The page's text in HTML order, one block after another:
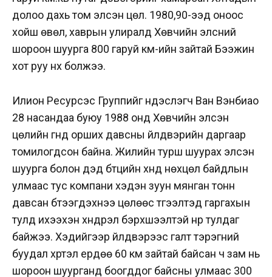
долоо дахь том элсэн цөл. 1980,90-ээд оноос
хойш өвөл, хаврын улиралд Хөвчийн элсний
шороон шуурга 800 гаруй км-ийн зайтай Бээжин
хот руу нүүх болжээ.
Илион Ресурсэс Группийг үндэслэгч Ван Вэнбиао
28 насандаа буюу 1988 онд Хөвчийн элсэн
цөлийн гүнд орших давсны үйлдвэрийн даргаар
томилогдсон байна. Жилийн турш шуурах элсэн
шуурга болон дэд бүтцийн хүнд нөхцөл байдлын
улмаас тус компани хэдэн зуун мянган тонн
давсан бүтээгдэхүүнээ цөлөөс түгээлтэд гаргахын
тулд ихээхэн хүндрэл бэрхшээлтэй нүүр тулдаг
байжээ. Хэдийгээр үйлдвэрээс галт тэрэгний
буудал хүртэл ердөө 60 км зайтай байсан ч зам нь
шороон шуурганд боогддог байсны улмаас 300